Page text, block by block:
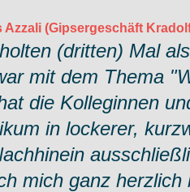
Azzali (Gipsergeschäft
(dritten) Mal
mit dem Thema
die Kolleginnen
in lockerer,
mich ganz herzlich